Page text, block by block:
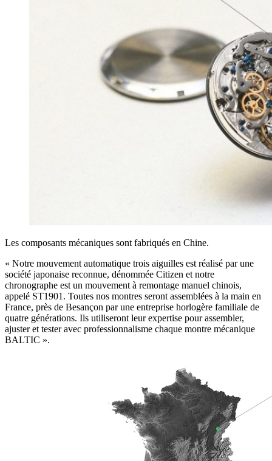
Les composants mécaniques sont fabriqués en Chine.
« Notre mouvement automatique trois aiguilles est réalisé par une
société japonaise reconnue, dénommée Citizen et notre
chronographe est un mouvement à remontage manuel chinois,
appelé ST1901. Toutes nos montres seront assemblées à la main en
France, près de Besançon par une entreprise horlogère familiale de
quatre générations. Ils utiliseront leur expertise pour assembler,
ajuster et tester avec professionnalisme chaque montre mécanique
BALTIC ».